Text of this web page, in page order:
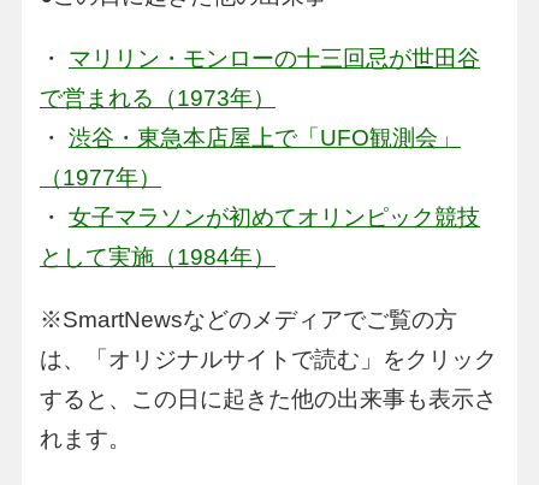
・ マリリン・モンローの十三回忌が世田谷
で営まれる（1973年）
・ 渋谷・東急本店屋上で「UFO観測会」
（1977年）
・ 女子マラソンが初めてオリンピック競技
として実施（1984年）
※SmartNewsなどのメディアでご覧の方
は、「オリジナルサイトで読む」をクリック
すると、この日に起きた他の出来事も表示さ
れます。